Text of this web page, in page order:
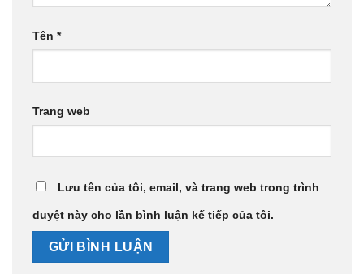
Tên *
Trang web
Lưu tên của tôi, email, và trang web trong trình
duyệt này cho lần bình luận kế tiếp của tôi.